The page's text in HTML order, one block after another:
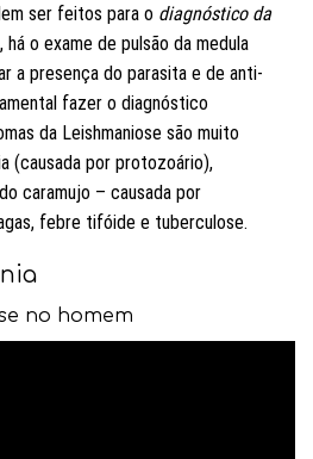
ser feitos para o diagnóstico da
há o exame de pulsão da medula
a presença do parasita e de anti-
fazer o diagnóstico
da Leishmaniose são muito
(causada por protozoário),
caramujo – causada por
febre tifóide e tuberculose.
no homem